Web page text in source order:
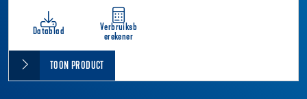
Datablad
Verbruiksb
erekener
TOON PRODUCT